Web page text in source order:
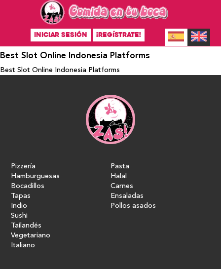
INICIAR SESIÓN ¡REGÍSTRATE!
Best Slot Online Indonesia Platforms
Best Slot Online Indonesia Platforms
Pizzería
Hamburguesas
Bocadillos
Tapas
Indio
Sushi
Tailandés
Vegetariano
Italiano
Pasta
Halal
Carnes
Ensaladas
Pollos asados